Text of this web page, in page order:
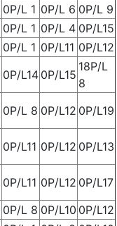
0P/L 1 0P/L 6 0P/L 9
0P/L 1 0P/L 4 0P/L15
0P/L 1 0P/L11 0P/L12
0P/L14 0P/L15
18P/L
8
0P/L 8 0P/L12 0P/L19
0P/L11 0P/L12 0P/L13
0P/L11 0P/L12 0P/L17
0P/L 8 0P/L10 0P/L12